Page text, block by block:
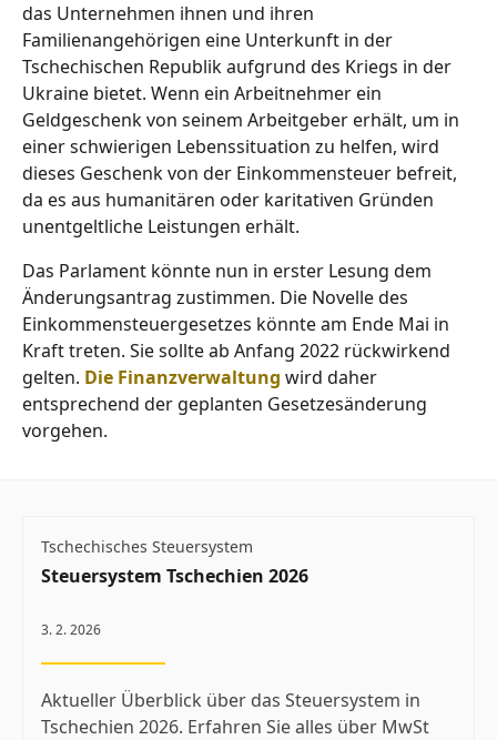
das Unternehmen ihnen und ihren
Familienangehörigen eine Unterkunft in der
Tschechischen Republik aufgrund des Kriegs in der
Ukraine bietet. Wenn ein Arbeitnehmer ein
Geldgeschenk von seinem Arbeitgeber erhält, um in
einer schwierigen Lebenssituation zu helfen, wird
dieses Geschenk von der Einkommensteuer befreit,
da es aus humanitären oder karitativen Gründen
unentgeltliche Leistungen erhält.
Das Parlament könnte nun in erster Lesung dem
Änderungsantrag zustimmen. Die Novelle des
Einkommensteuergesetzes könnte am Ende Mai in
Kraft treten. Sie sollte ab Anfang 2022 rückwirkend
gelten. Die Finanzverwaltung wird daher
entsprechend der geplanten Gesetzesänderung
vorgehen.
Tschechisches Steuersystem
Steuersystem Tschechien 2026
3. 2. 2026
Aktueller Überblick über das Steuersystem in
Tschechien 2026. Erfahren Sie alles über MwSt